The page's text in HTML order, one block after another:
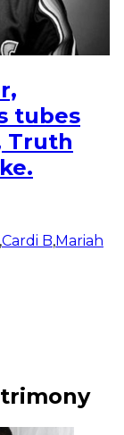
tubes
Truth
,Cardi B,Mariah